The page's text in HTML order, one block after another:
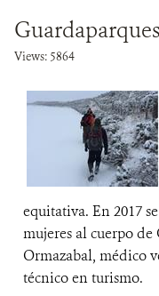
Views: 5864
equitativa. En 2017
mujeres al cuerpo de
Ormazabal, médico
técnico en turismo.